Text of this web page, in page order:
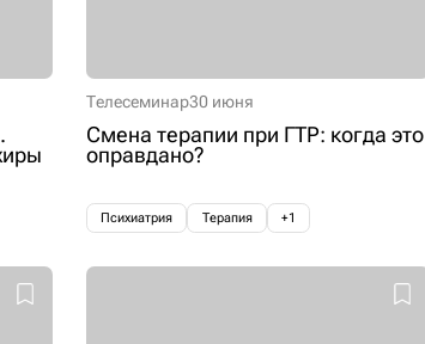
Телесеминар30 июня
Смена терапии при ГТР: когда это
оправдано?
Психиатрия Терапия +1